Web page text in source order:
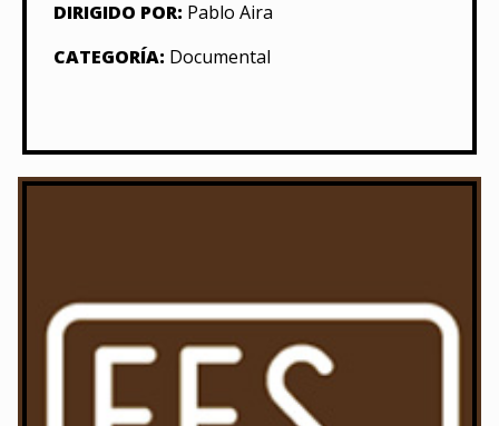
DIRIGIDO POR: Pablo Aira
CATEGORÍA: Documental